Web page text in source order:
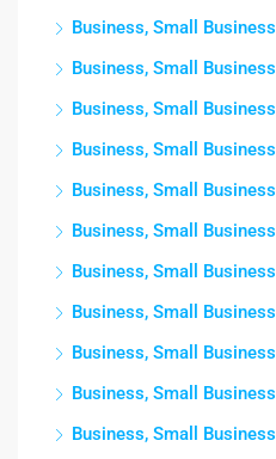
Business, Small Business
Business, Small Business
Business, Small Business
Business, Small Business
Business, Small Business
Business, Small Business
Business, Small Business
Business, Small Business
Business, Small Business
Business, Small Business
Business, Small Business